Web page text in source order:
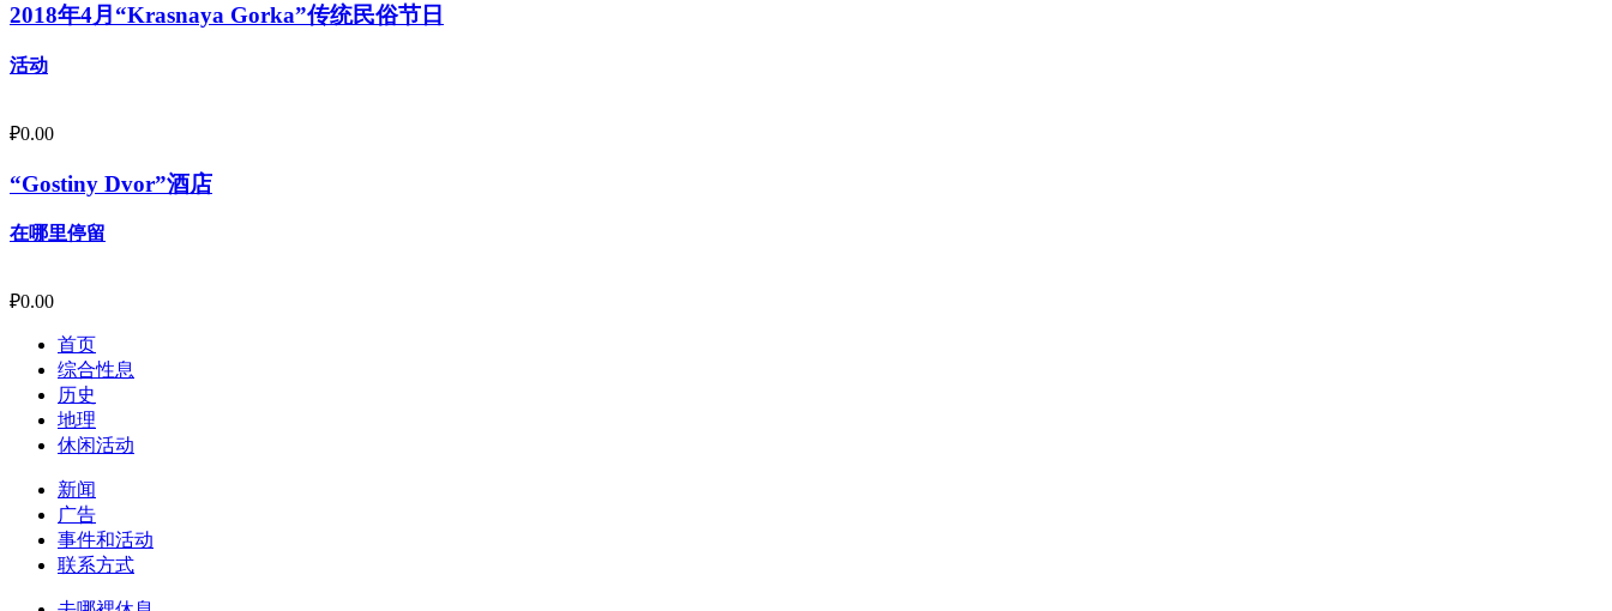
2018年4月“Krasnaya Gorka”传统民俗节日
活动
₽0.00
“Gostiny Dvor”酒店
在哪里停留
₽0.00
首页
综合性息
历史
地理
休闲活动
新闻
广告
事件和活动
联系方式